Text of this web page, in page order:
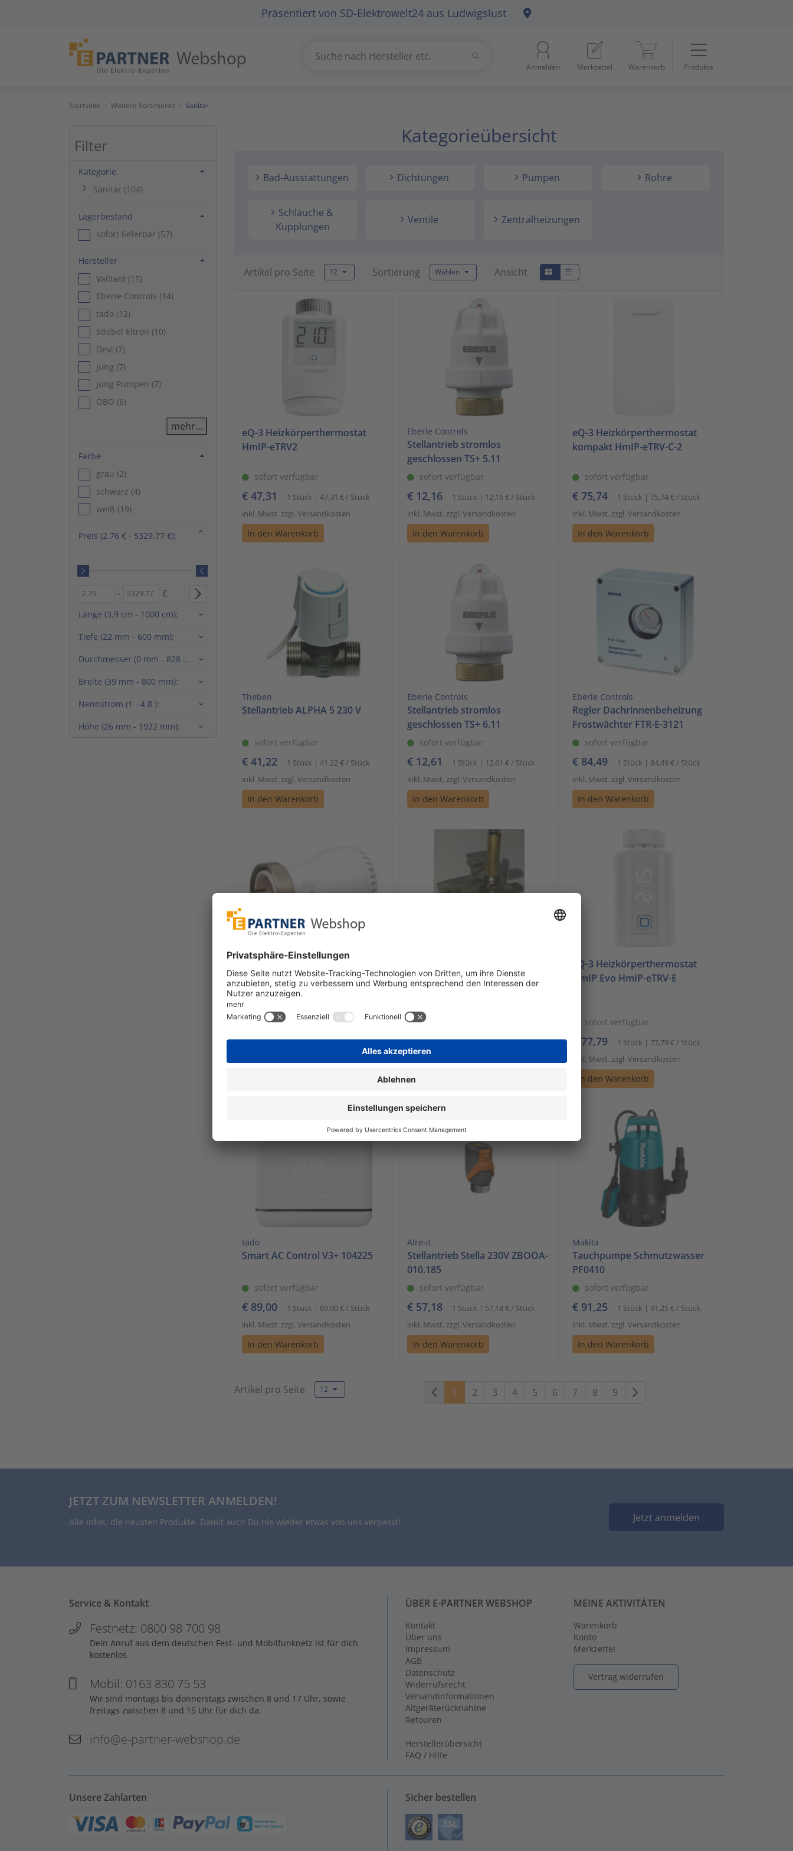
Präsentiert von SD-Elektrowelt24 aus Ludwigslust
Suchen
select
Press
enter
to
selected
search
result.
Touch
device
touch
and
Anmelden Merkzettel Warenkorb Produkte
Startseite Weitere Sortimente Sanitär
Filter
Filtern nach Kategorie
Kategorie
Sanitär (104)
Unterkategorien ein-/ausklappen
Filtern nach Lagerbestand
Lagerbestand
sofort lieferbar (57)
Filtern nach Hersteller
Hersteller
Vaillant (15)
Eberle Controls (14)
tado (12)
Stiebel Eltron (10)
Devi (7)
Jung (7)
Jung Pumpen (7)
OBO (6)
mehr...
Filtern nach Farbe
Farbe
grau (2)
schwarz (4)
weiß (19)
Preis (2.76 € - 5329.77 €):
Preis (2.76 € - 5329.77 €) von
-
Preis (2.76 € - 5329.77 €)
€
Länge (3.9 cm - 1000 cm):
Tiefe (22 mm - 600 mm):
Durchmesser (0 mm - 828 mm)
:
Breite (39 mm - 800 mm):
Nennstrom (1 - 4.8 ):
Höhe (26 mm - 1922 mm):
Kategorieübersicht
Bad-Ausstattungen Dichtungen Pumpen Rohre
Schläuche &
Kupplungen
Ventile Zentralheizungen
Artikel pro Seite 12 Sortierung Wählen Ansicht
eQ-3 Heizkörperthermostat
HmIP-eTRV2
sofort verfügbar
€ 47,31
1 Stück | 47,31 € / Stück
inkl. Mwst. zzgl. Versandkosten
In den Warenkorb
Eberle Controls
Stellantrieb stromlos
geschlossen TS+ 5.11
sofort verfügbar
€ 12,16
1 Stück | 12,16 € / Stück
inkl. Mwst. zzgl. Versandkosten
In den Warenkorb
eQ-3 Heizkörperthermostat
kompakt HmIP-eTRV-C-2
sofort verfügbar
€ 75,74
1 Stück | 75,74 € / Stück
inkl. Mwst. zzgl. Versandkosten
In den Warenkorb
Theben
Stellantrieb ALPHA 5 230 V
sofort verfügbar
€ 41,22
1 Stück | 41,22 € / Stück
inkl. Mwst. zzgl. Versandkosten
In den Warenkorb
Eberle Controls
Stellantrieb stromlos
geschlossen TS+ 6.11
sofort verfügbar
€ 12,61
1 Stück | 12,61 € / Stück
inkl. Mwst. zzgl. Versandkosten
In den Warenkorb
Eberle Controls
Regler Dachrinnenbeheizung
Frostwächter FTR-E-3121
sofort verfügbar
€ 84,49
1 Stück | 84,49 € / Stück
inkl. Mwst. zzgl. Versandkosten
In den Warenkorb
Alre-it
Stellantrieb,stroml.gesch.
elektrothermisch230V ZBOOA-
010.100
sofort verfügbar
€ 22,37
1 Stück | 22,37 € / Stück
Ersatzthermostat für RRH TR
ET340
sofort verfügbar
€ 75,86
1 Stück | 75,86 € / Stück
In den Warenkorb
eQ-3 Heizkörperthermostat
HmIP Evo HmIP-eTRV-E
sofort verfügbar
€ 77,79
1 Stück | 77,79 € / Stück
inkl. Mwst. zzgl. Versandkosten
In den Warenkorb
tado
Smart AC Control V3+ 104225
sofort verfügbar
€ 89,00
1 Stück | 89,00 € / Stück
inkl. Mwst. zzgl. Versandkosten
In den Warenkorb
Alre-it
Stellantrieb Stella 230V ZBOOA-
010.185
sofort verfügbar
€ 57,18
1 Stück | 57,18 € / Stück
inkl. Mwst. zzgl. Versandkosten
In den Warenkorb
Makita
Tauchpumpe Schmutzwasser
PF0410
sofort verfügbar
€ 91,25
1 Stück | 91,25 € / Stück
inkl. Mwst. zzgl. Versandkosten
In den Warenkorb
Artikel pro Seite 12 1 2 3 4 5 6 7 8 9 Weiter
JETZT ZUM NEWSLETTER ANMELDEN!
Alle Infos, die neusten Produkte. Damit auch Du nie wieder etwas von uns verpasst! Jetzt anmelden
Service & Kontakt
Festnetz: 0800 98 700 98
Dein Anruf aus dem deutschen Fest- und Mobilfunknetz ist für dich
kostenlos.
Mobil: 0163 830 75 53
Wir sind montags bis donnerstags zwischen 8 und 17 Uhr, sowie
freitags zwischen 8 und 15 Uhr für dich da.
info@e-partner-webshop.de
ÜBER E-PARTNER WEBSHOP
Kontakt
Über uns
Impressum
AGB
Datenschutz
Widerrufsrecht
Versandinformationen
Altgeräterücknahme
Retouren
Herstellerübersicht
FAQ / Hilfe
MEINE AKTIVITÄTEN
Warenkorb
Konto
Merkzettel
Vertrag widerrufen
Unsere Zahlarten Sicher bestellen
Startseite
Beleuchtung
Erneuerbare Energie & E-Mobility
Konsumgüter
Schalt- und Steuerungstechnik
Werkzeuge & Arbeitsschutz